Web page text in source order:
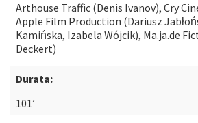
Arthouse Traffic (Denis Ivanov), Cry
Apple Film Production (Dariusz
Kamińska, Izabela Wójcik), Ma.ja.de
Deckert)
Durata:
101’